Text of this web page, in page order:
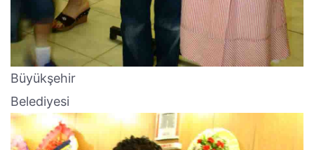
Büyükşehir
Belediyesi